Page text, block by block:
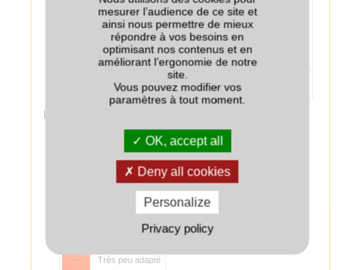
Chanvre +
tardives (proches
du semis), pour
limiter les effets
dépressifs sur le
chanvre.
Colza associé au couvert
--
Légende :
Très bien adapté
Bien adapté
Peu adapté
-- Très peu adapté
mesurer l’audience de ce site et
ainsi nous permettre de mieux
répondre à vos besoins en
optimisant nos contenus et en
améliorant l’ergonomie de notre
site.
Vous pouvez modifier vos
paramètres à tout moment.
OK, accept all
Deny all cookies
Personalize
Privacy policy